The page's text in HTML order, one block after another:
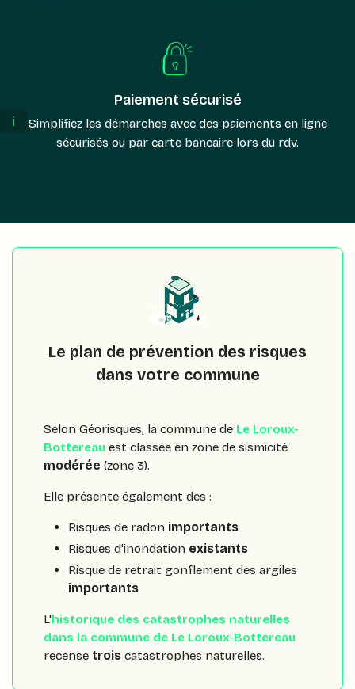
Paiement sécurisé
Simplifiez les démarches avec des paiements en ligne
sécurisés ou par carte bancaire lors du rdv.
Le plan de prévention des risques
dans votre commune
Selon Géorisques, la commune de Le Loroux-
Bottereau est classée en zone de sismicité
modérée (zone 3).
Elle présente également des :
Risques de radon importants
Risques d'inondation existants
Risque de retrait gonflement des argiles
importants
L'historique des catastrophes naturelles
dans la commune de Le Loroux-Bottereau
recense trois catastrophes naturelles.
ℹ️